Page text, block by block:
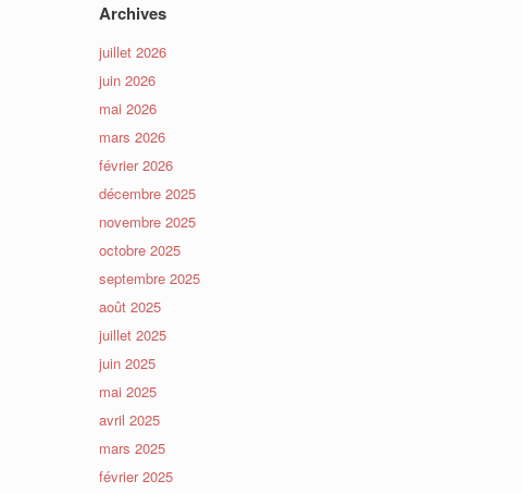
Archives
juillet 2026
juin 2026
mai 2026
mars 2026
février 2026
décembre 2025
novembre 2025
octobre 2025
septembre 2025
août 2025
juillet 2025
juin 2025
mai 2025
avril 2025
mars 2025
février 2025